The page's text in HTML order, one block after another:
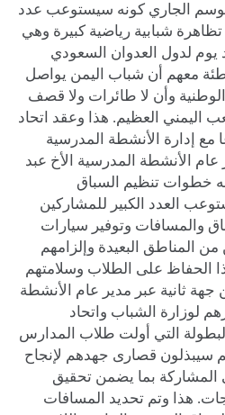
الجاري كونه سيستوعب عدد
شبابية رياضية كبيرة وهي
يوم لدول العدوان السعودي
معهم أن شباب اليمن يواصل
وأن لا طائرات ولا قصف
اليمني العظيم. هذا وعقد اتحاد
مع إدارة الأنشطة المدرسية
عام الأنشطة المدرسية الأخ عبد
خطوات تنظيم السباق
العدد الكبير للمشاركين
والمسافات وتوفير سيارات
المناطق البعيدة وإلزامهم
الحفاظ على الطلاب وسلامتهم
جهة ثانية عبر مدير عام الأنشطة
لوزارة الشباب واتحاد
التي أولت طلاب المدارس
سيبذلون قصارى جهدهم لإنجاح
المشاركة بما يضمن تحقيق
هذا وتم تحديد المسافات